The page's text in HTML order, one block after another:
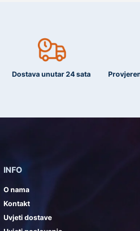
Dostava unutar 24 sata
INFO
O nama
Kontakt
Uvjeti dostave